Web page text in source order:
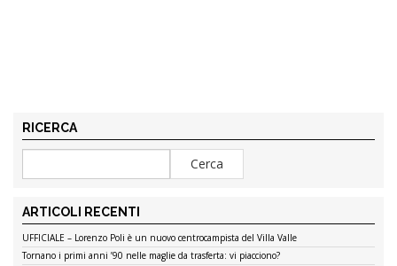
RICERCA
ARTICOLI RECENTI
UFFICIALE – Lorenzo Poli è un nuovo centrocampista del Villa Valle
Tornano i primi anni ’90 nelle maglie da trasferta: vi piacciono?